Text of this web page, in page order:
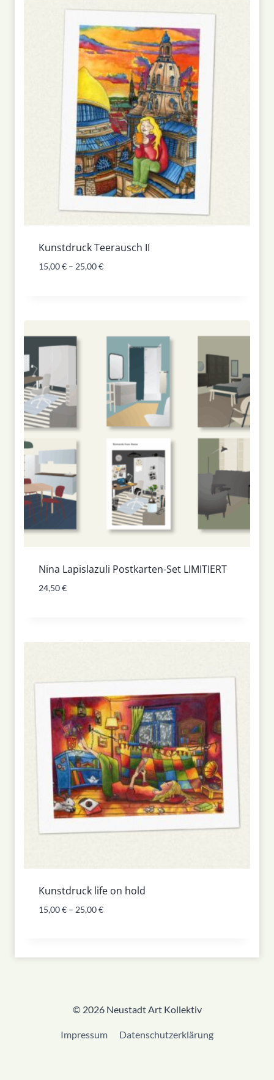
Kunstdruck Teerausch II
15,00€ – 25,00€
Nina Lapislazuli Postkarten-Set LIMITIERT
24,50€
Kunstdruck life on hold
15,00€ – 25,00€
© 2026 Neustadt Art Kollektiv
Impressum Datenschutzerklärung